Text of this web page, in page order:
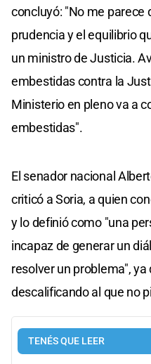
concluyó: "No me parece
prudencia y el equilibrio
un ministro de Justicia.
embestidas contra la
Ministerio en pleno va a
embestidas".
El senador nacional
criticó a Soria, a quien
y lo definió como "una
incapaz de generar un
resolver un problema",
descalificando al que no
TENÉS QUE LEER